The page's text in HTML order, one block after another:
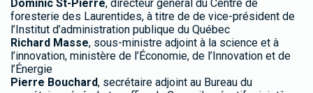
Dominic St-Pierre, directeur général du Centre de
foresterie des Laurentides, à titre de de vice-président de
l’Institut d’administration publique du Québec
Richard Masse, sous-ministre adjoint à la science et à
l’innovation, ministère de l’Économie, de l’Innovation et de
l’Énergie
Pierre Bouchard, secrétaire adjoint au Bureau du